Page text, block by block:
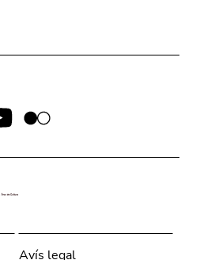
Avís legal